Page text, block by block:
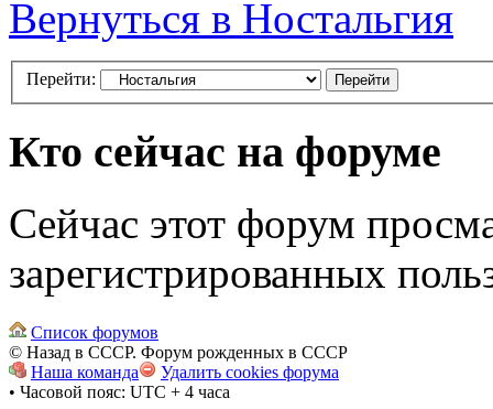
Вернуться в Ностальгия
Перейти:
Кто сейчас на форуме
Сейчас этот форум
зарегистрированных
Список форумов
© Назад в СССР. Форум рожденных в СССР
Наша команда
Удалить cookies форума
• Часовой пояс: UTC + 4 часа